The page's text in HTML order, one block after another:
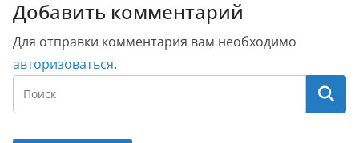
Добавить комментарий
Для отправки комментария вам необходимо
авторизоваться.